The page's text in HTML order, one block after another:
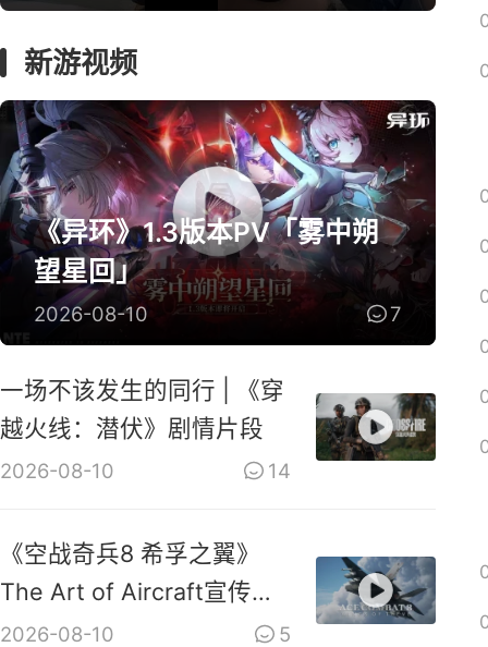
新游视频
《异环》1.3版本PV「雾中朔
望星回」
2026-08-10 7
一场不该发生的同行 | 《穿
越火线：潜伏》剧情片段
2026-08-10 14
《空战奇兵8 希孚之翼》
The Art of Aircraft宣传视
频
2026-08-10 5